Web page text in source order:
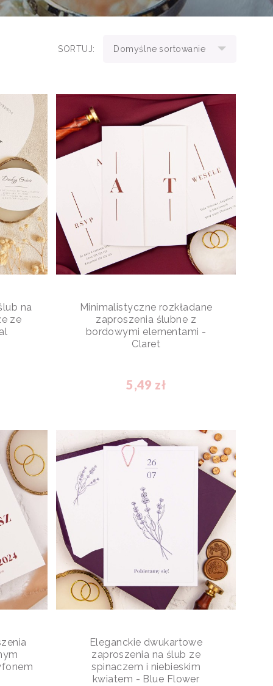
SORTUJ: Domyślne sortowanie
na
ze
Minimalistyczne rozkładane
zaproszenia ślubne z
bordowymi elementami -
Claret
5,49 zł
Eleganckie dwukartowe
zaproszenia na ślub ze
spinaczem i niebieskim
kwiatem - Blue Flower